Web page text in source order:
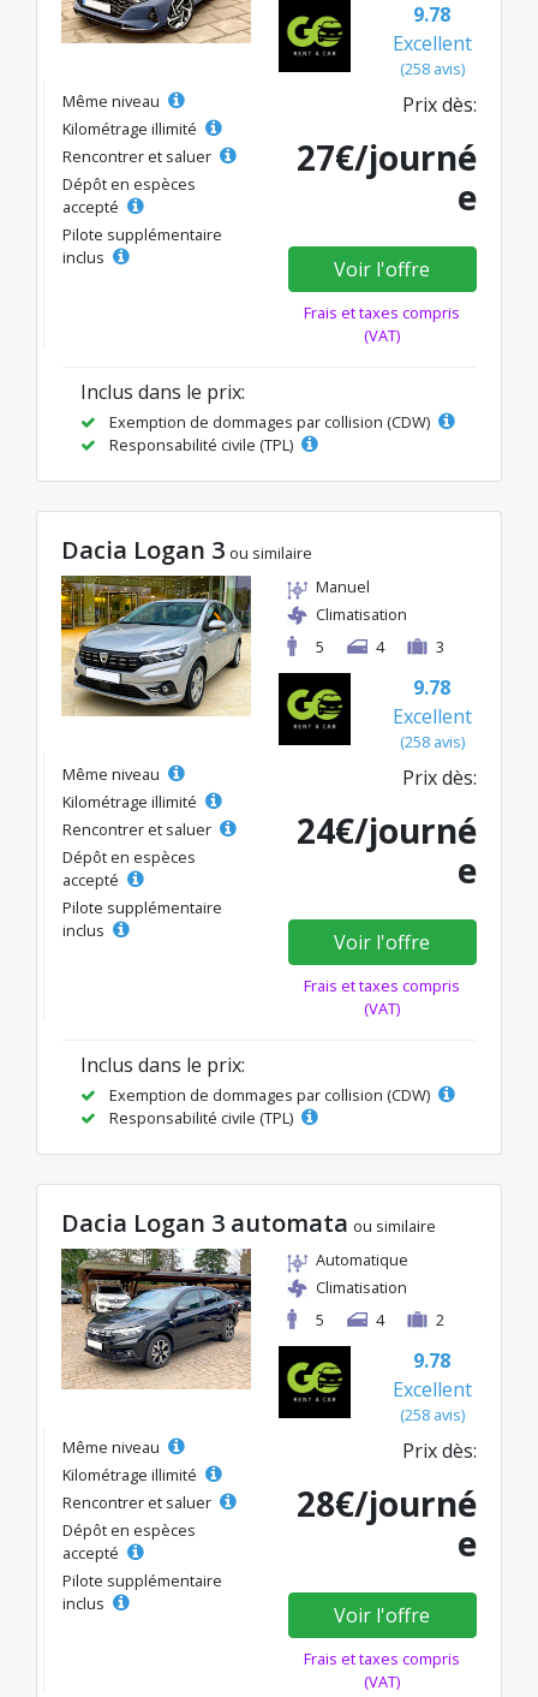
9.78
Excellent
(258 avis)
Même niveau
Kilométrage illimité
Rencontrer et saluer
Dépôt en espèces
accepté
Pilote supplémentaire
inclus
Prix dès:
27€/journé
e
Voir l'offre
Frais et taxes compris
(VAT)
Inclus dans le prix:
Exemption de dommages par collision (CDW)
Responsabilité civile (TPL)
Dacia Logan 3 ou similaire
Manuel
Climatisation
5
4 3
9.78
Excellent
(258 avis)
Même niveau
Kilométrage illimité
Rencontrer et saluer
Dépôt en espèces
accepté
Pilote supplémentaire
inclus
Prix dès:
24€/journé
e
Voir l'offre
Frais et taxes compris
(VAT)
Inclus dans le prix:
Exemption de dommages par collision (CDW)
Responsabilité civile (TPL)
Dacia Logan 3 automata ou similaire
Automatique
Climatisation
5
4 2
9.78
Excellent
(258 avis)
Même niveau
Kilométrage illimité
Rencontrer et saluer
Dépôt en espèces
accepté
Pilote supplémentaire
inclus
Prix dès:
28€/journé
e
Voir l'offre
Frais et taxes compris
(VAT)